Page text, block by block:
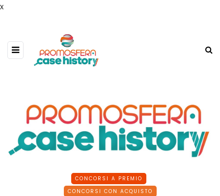
x
CONCORSI A PREMIO
CONCORSI CON ACQUISTO